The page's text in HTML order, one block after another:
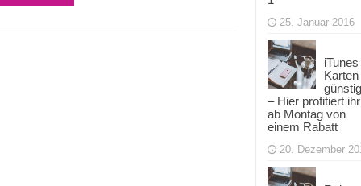
25. Januar 2016
iTunes
Karten
– Hier profitiert ihr
ab Montag von
einem Rabatt
20. Dezember